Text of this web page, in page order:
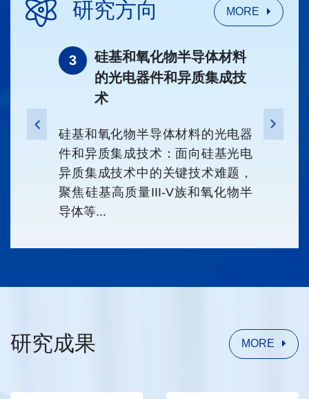
研究方向 MORE
半导
3
硅基和氧化物半导体材料
的光电器件和异质集成技
术
硅基和氧化物半导体材料的光电器
件和异质集成技术：面向硅基光电
异质集成技术中的关键技术难题，
聚焦硅基高质量III-V族和氧化物半
导体等...
体器
研究成果 MORE